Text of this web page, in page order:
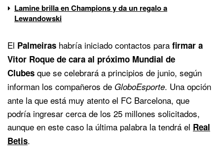
Lamine brilla en Champions y da un regalo a
Lewandowski
El Palmeiras habría iniciado contactos para firmar a
Vitor Roque de cara al próximo Mundial de
Clubes que se celebrará a principios de junio, según
informan los compañeros de GloboEsporte. Una opción
ante la que está muy atento el FC Barcelona, que
podría ingresar cerca de los 25 millones solicitados,
aunque en este caso la última palabra la tendrá el Real
Betis.